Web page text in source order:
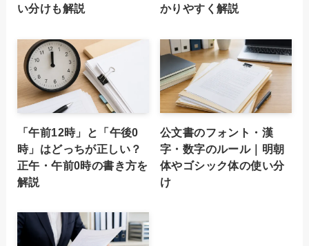
い分けも解説
かりやすく解説
「午前12時」と「午後0
時」はどっちが正しい？
正午・午前0時の書き方を
解説
公文書のフォント・漢
字・数字のルール｜明朝
体やゴシック体の使い分
け